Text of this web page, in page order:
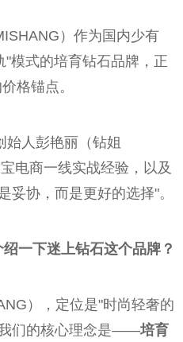
）作为国内少有
模式的培育钻石品牌，正
格锚点。
始人彭艳丽（钻姐
电商一线实战经验，以及
妥协，而是更好的选择"。
一下迷上钻石这个品牌？
），定位是"时尚轻奢的
们的核心理念是——培育